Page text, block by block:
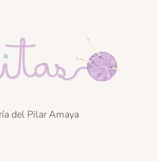
del Pilar Amaya